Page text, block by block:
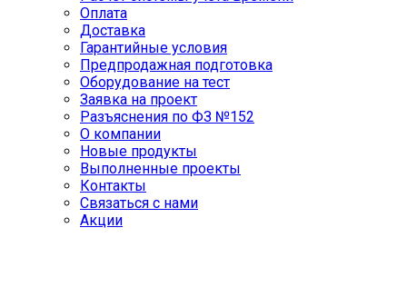
Оплата
Доставка
Гарантийные условия
Предпродажная подготовка
Оборудование на тест
Заявка на проект
Разъяснения по ФЗ №152
О компании
Новые продукты
Выполненные проекты
Контакты
Связаться с нами
Акции